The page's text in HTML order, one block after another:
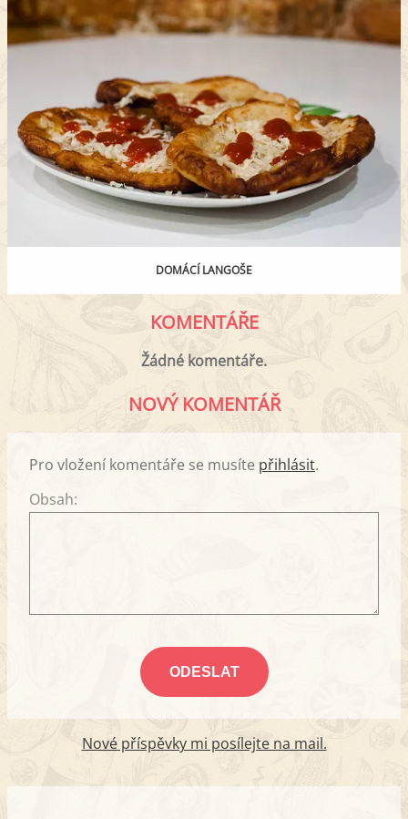
DOMÁCÍ LANGOŠE
KOMENTÁŘE
Žádné komentáře.
NOVÝ KOMENTÁŘ
Pro vložení komentáře se musíte přihlásit.
Obsah:
Nové příspěvky mi posílejte na mail.